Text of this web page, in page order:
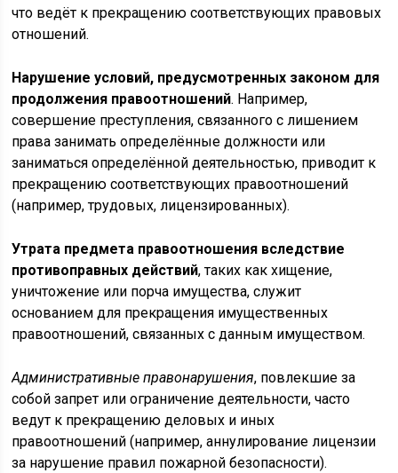
что ведёт к прекращению соответствующих правовых
отношений.
Нарушение условий, предусмотренных законом для
продолжения правоотношений. Например,
совершение преступления, связанного с лишением
права занимать определённые должности или
заниматься определённой деятельностью, приводит к
прекращению соответствующих правоотношений
(например, трудовых, лицензированных).
Утрата предмета правоотношения вследствие
противоправных действий, таких как хищение,
уничтожение или порча имущества, служит
основанием для прекращения имущественных
правоотношений, связанных с данным имуществом.
Административные правонарушения, повлекшие за
собой запрет или ограничение деятельности, часто
ведут к прекращению деловых и иных
правоотношений (например, аннулирование лицензии
за нарушение правил пожарной безопасности).